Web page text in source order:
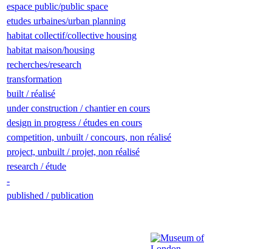
espace public/public space
etudes urbaines/urban planning
habitat collectif/collective housing
habitat maison/housing
recherches/research
transformation
built / réalisé
under construction / chantier en cours
design in progress / études en cours
competition, unbuilt / concours, non réalisé
project, unbuilt / projet, non réalisé
research / étude
-
published / publication